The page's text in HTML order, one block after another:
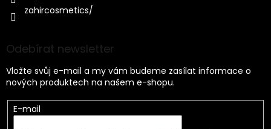
zahircosmetics/
Odebírat newsletter
Vložte svůj e-mail a my vám budeme zasílat informace o
nových produktech na našem e-shopu.
E-mail